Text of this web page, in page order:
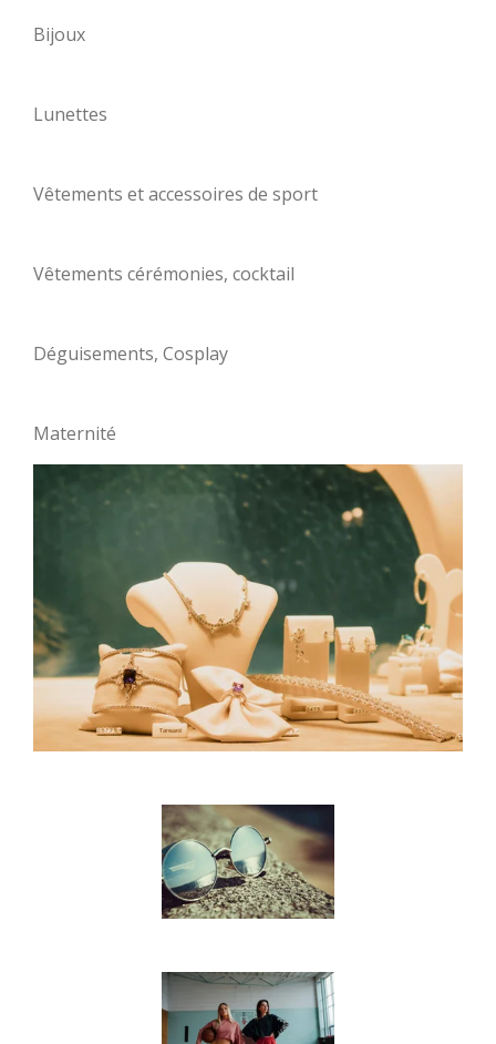
Bijoux
Lunettes
Vêtements et accessoires de sport
Vêtements cérémonies, cocktail
Déguisements, Cosplay
Maternité